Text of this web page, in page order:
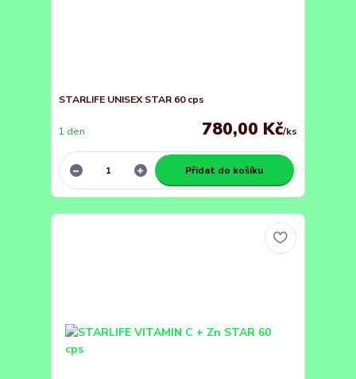
STARLIFE UNISEX STAR 60 cps
780,00 Kč/ks
1 den
Přidat do košíku